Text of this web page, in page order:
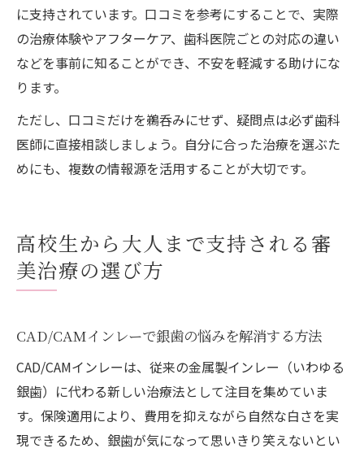
に支持されています。口コミを参考にすることで、実際
の治療体験やアフターケア、歯科医院ごとの対応の違い
などを事前に知ることができ、不安を軽減する助けにな
ります。
ただし、口コミだけを鵜呑みにせず、疑問点は必ず歯科
医師に直接相談しましょう。自分に合った治療を選ぶた
めにも、複数の情報源を活用することが大切です。
高校生から大人まで支持される審
美治療の選び方
CAD/CAMインレーで銀歯の悩みを解消する方法
CAD/CAMインレーは、従来の金属製インレー（いわゆる
銀歯）に代わる新しい治療法として注目を集めていま
す。保険適用により、費用を抑えながら自然な白さを実
現できるため、銀歯が気になって思いきり笑えないとい